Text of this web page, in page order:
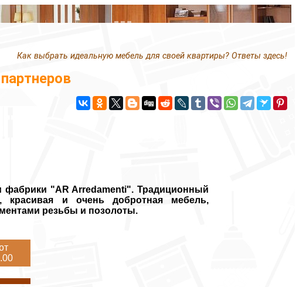
Как выбрать идеальную мебель для своей квартиры? Ответы здесь!
фабрики "AR Arredamenti". Традиционный
красивая и очень добротная мебель,
резьбы и позолоты.